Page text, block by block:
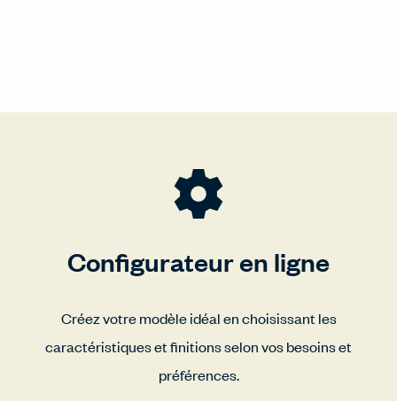
Configurateur en ligne
Créez votre modèle idéal en choisissant les
caractéristiques et finitions selon vos besoins et
préférences.